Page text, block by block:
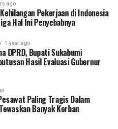
ago
Pekerjaan di Indonesia
Hal Ini Penyebabnya
1 year ago
DPRD, Bupati Sukabumi
Hasil Evaluasi Gubernur
Paling Tragis Dalam
Banyak Korban